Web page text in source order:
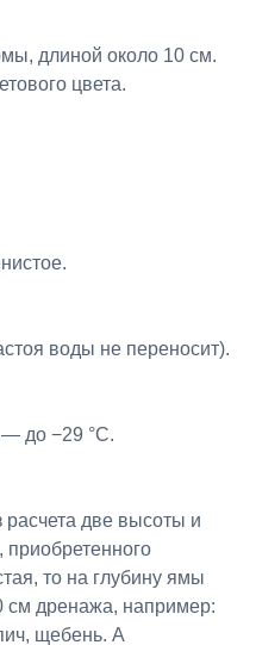
длиной около 10 см.
цвета.
воды не переносит).
до −29 °C.
расчета две высоты и
то на глубину ямы
см дренажа, например:
щебень. А